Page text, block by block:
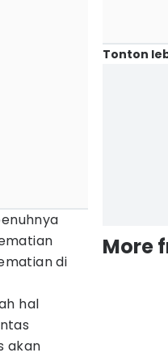
di
hal
akan
Tonton
More